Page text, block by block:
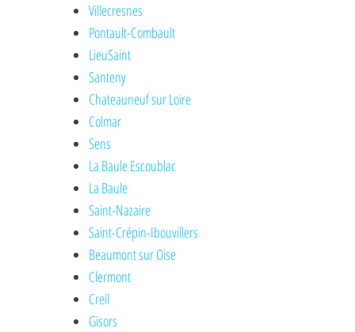
Villecresnes
Pontault-Combault
LieuSaint
Santeny
Chateauneuf sur Loire
Colmar
Sens
La Baule Escoublac
La Baule
Saint-Nazaire
Saint-Crépin-Ibouvillers
Beaumont sur Oise
Clermont
Creil
Gisors